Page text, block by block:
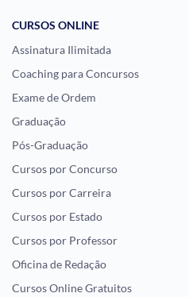
CURSOS ONLINE
Assinatura Ilimitada
Coaching para Concursos
Exame de Ordem
Graduação
Pós-Graduação
Cursos por Concurso
Cursos por Carreira
Cursos por Estado
Cursos por Professor
Oficina de Redação
Cursos Online Gratuitos